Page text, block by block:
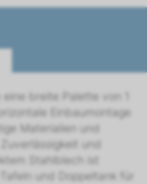
breite Palette von 1
Einbaumontage
Materialien und
und
Stahlblech ist
und Doppeltank für